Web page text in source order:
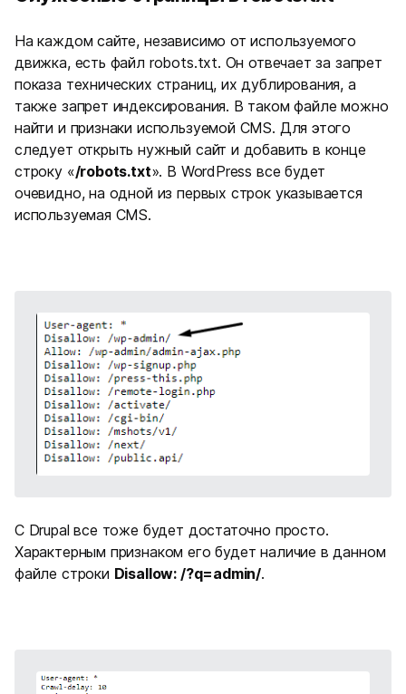
На каждом сайте, независимо от используемого
движка, есть файл robots.txt. Он отвечает за запрет
показа технических страниц, их дублирования, а
также запрет индексирования. В таком файле можно
найти и признаки используемой CMS. Для этого
следует открыть нужный сайт и добавить в конце
строку «/robots.txt». В WordPress все будет
очевидно, на одной из первых строк указывается
используемая CMS.
С Drupal все тоже будет достаточно просто.
Характерным признаком его будет наличие в данном
файле строки Disallow: /?q=admin/.